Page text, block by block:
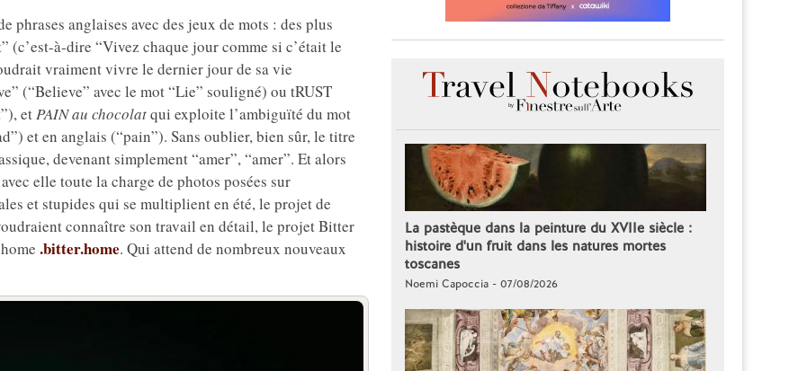
phrases anglaises avec des jeux de mots : des plus
(c’est-à-dire “Vivez chaque jour comme si c’était le
vraiment vivre le dernier jour de sa vie
(“Believe” avec le mot “Lie” souligné) ou tRUST
etPAIN au chocolatqui exploite l’ambiguïté du mot
et en anglais (“pain”). Sans oublier, bien sûr, le titre
devenant simplement “amer”, “amer”. Et alors
elle toute la charge de photos posées sur
et stupides qui se multiplient en été, le projet de
connaître son travail en détail, le projet Bitter
.bitter.home. Qui attend de nombreux nouveaux
La pastèque dans la peinture du XVIIe siècle :
histoire d'un fruit dans les natures mortes
toscanes
Noemi Capoccia - 07/08/2026